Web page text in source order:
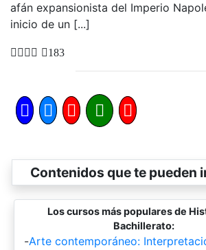
afán expansionista del Imperio
inicio de un [...]
183
Contenidos que te pueden
Los cursos más populares de
Bachillerato:
-Arte contemporáneo: